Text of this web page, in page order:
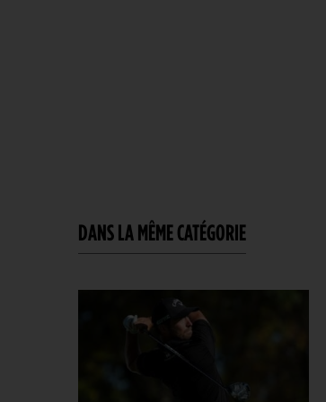
DANS LA MÊME CATÉGORIE